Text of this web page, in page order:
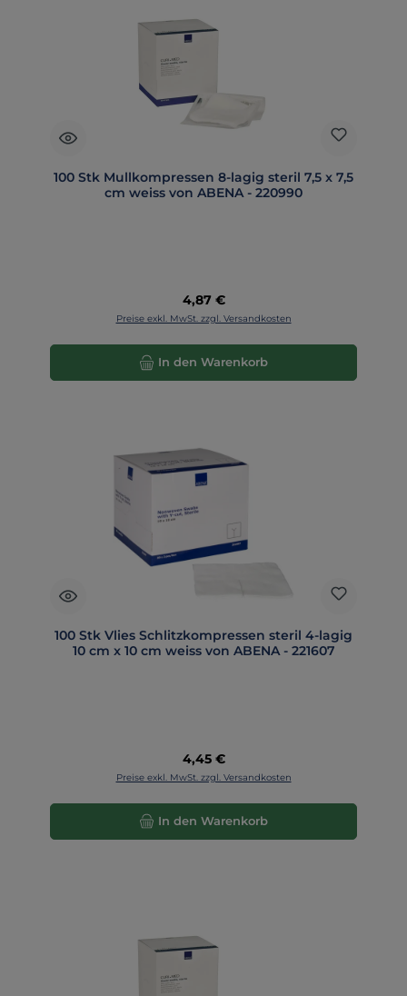
100 Stk Mullkompressen 8-lagig steril 7,5 x 7,5
cm weiss von ABENA - 220990
Regulärer Preis:
4,87 €
Preise exkl. MwSt. zzgl. Versandkosten
In den Warenkorb
100 Stk Vlies Schlitzkompressen steril 4-lagig
10 cm x 10 cm weiss von ABENA - 221607
Regulärer Preis:
4,45 €
Preise exkl. MwSt. zzgl. Versandkosten
In den Warenkorb